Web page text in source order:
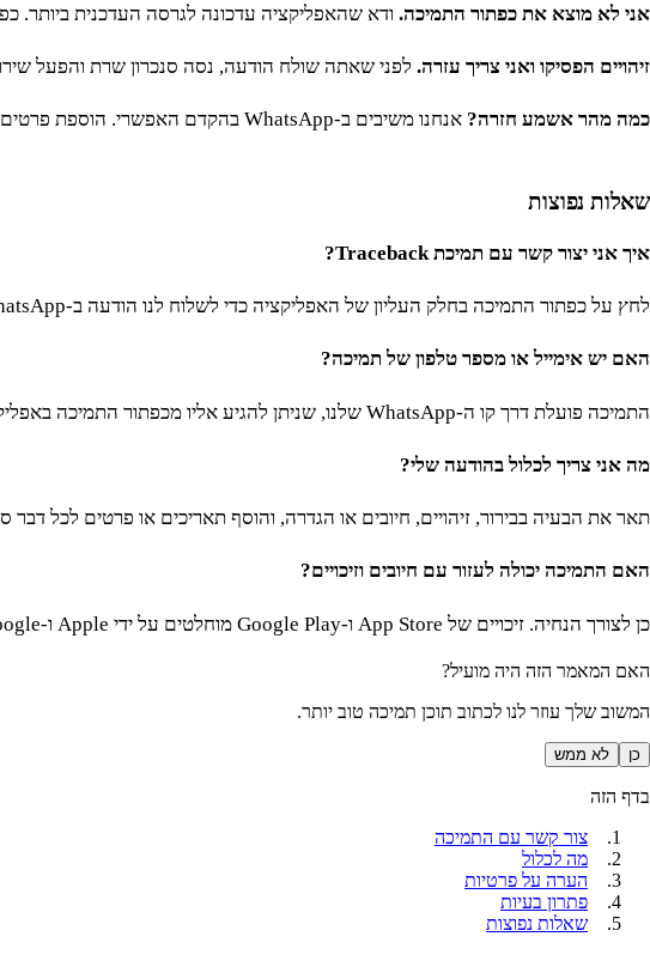
אני לא מוצא את כפתור התמיכה. ודא שהאפליקציה עדכונה לגרסה העדכנית ביותר.
זיהויים הפסיקו ואני צריך עזרה. לפני שאתה שולח הודעה, נסה סנכרון שרת והפעל
כמה מהר אשמע חזרה? אנחנו משיבים ב-WhatsApp בהקדם האפשרי. הוספת פרטים ברורים מראש עוזרת לנו להשיב מהר יותר.
שאלות נפוצות
איך אני יצור קשר עם תמיכת Traceback?
לחץ על כפתור התמיכה בחלק העליון של האפליקציה כדי לשלוח לנו הודעה ב-WhatsApp.
האם יש אימייל או מספר טלפון של תמיכה?
התמיכה פועלת דרך קו ה-WhatsApp שלנו, שניתן להגיע אליו מכפתור התמיכה באפליקציה.
מה אני צריך לכלול בהודעה שלי?
תאר את הבעיה בבירור, זיהויים, חיובים או הגדרה, והוסף תאריכים או פרטים לכל דבר
האם התמיכה יכולה לעזור עם חיובים וזיכויים?
כן לצורך הנחיה. זיכויים של App Store ו-Google Play מוחלטים על ידי Apple ו-Google.
האם המאמר הזה היה מועיל?
המשוב שלך עוזר לנו לכתוב תוכן תמיכה טוב יותר.
כן לא ממש
בדף הזה
צור קשר עם התמיכה
מה לכלול
הערה על פרטיות
פתרון בעיות
שאלות נפוצות